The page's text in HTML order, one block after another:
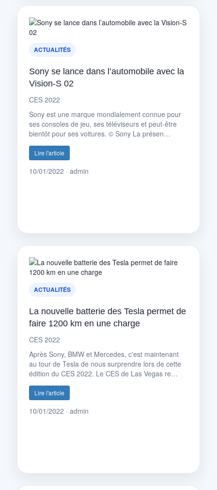
ACTUALITÉS
Sony se lance dans l’automobile avec la
Vision-S 02
CES 2022
Sony est une marque mondialement connue pour
ses consoles de jeu, ses téléviseurs et peut-être
bientôt pour ses voitures. © Sony La présen…
Lire l'article
10/01/2022 · admin
ACTUALITÉS
La nouvelle batterie des Tesla permet de
faire 1200 km en une charge
CES 2022
Après Sony, BMW et Mercedes, c'est maintenant
au tour de Tesla de nous surprendre lors de cette
édition du CES 2022. Le CES de Las Vegas re…
Lire l'article
10/01/2022 · admin